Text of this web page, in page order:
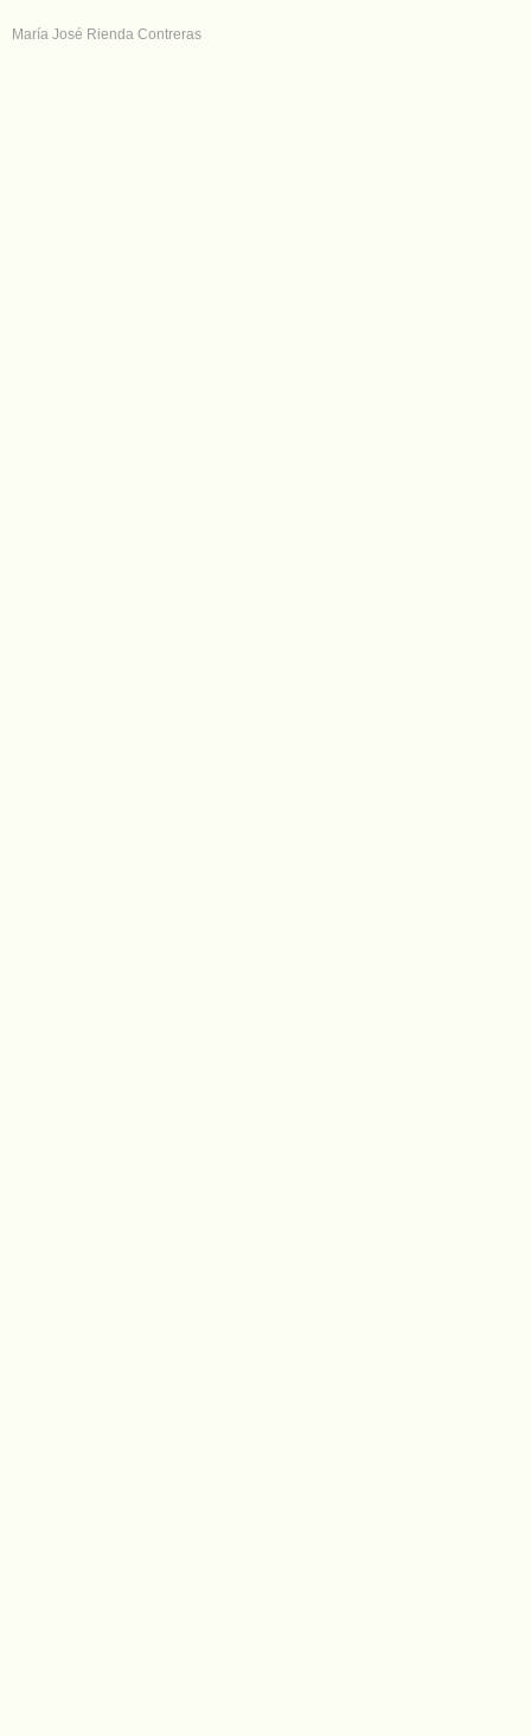
María José Rienda Contreras